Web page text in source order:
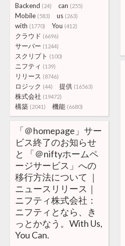
Backend (24) can (255)
Mobile (583) us (263)
with (1770) You (412)
クラウド (6696)
サーバー (1244)
スクリプト (100)
ニフティ (139)
リリース (8746)
ロジック (44) 提供 (16563)
株式会社 (19472)
構築 (2041) 機能 (6680)
「＠homepage」サー
ビス終了のお知らせ
と 「＠niftyホームペ
ージサービス」への
移行方法について ｜
ニュースリリース｜
ニフティ株式会社：
ニフティとなら、き
っとかなう。With Us,
You Can.